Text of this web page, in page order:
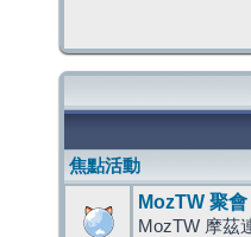
焦點活動
MozTW 聚會
MozTW 摩茲